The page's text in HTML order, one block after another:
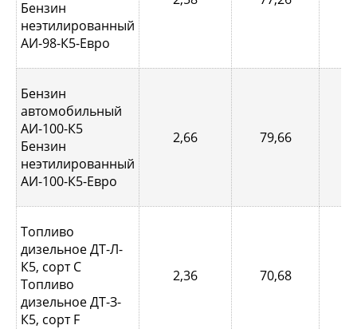
Бензин
неэтилированный
АИ-98-К5-Евро
Бензин
автомобильный
АИ-100-К5
Бензин
неэтилированный
АИ-100-К5-Евро
2,66 79,66
Топливо
дизельное ДТ-Л-
К5, сорт С
Топливо
дизельное ДТ-З-
К5, сорт F
2,36 70,68